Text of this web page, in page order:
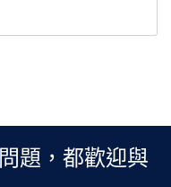
題，都歡迎與